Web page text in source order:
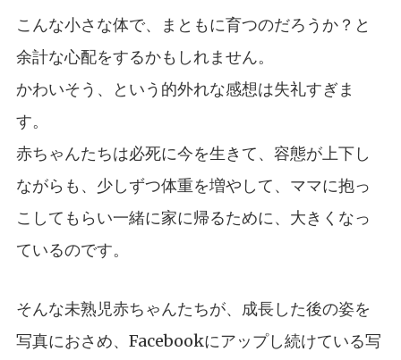
こんな小さな体で、まともに育つのだろうか？と
余計な心配をするかもしれません。
かわいそう、という的外れな感想は失礼すぎま
す。
赤ちゃんたちは必死に今を生きて、容態が上下し
ながらも、少しずつ体重を増やして、ママに抱っ
こしてもらい一緒に家に帰るために、大きくなっ
ているのです。
そんな未熟児赤ちゃんたちが、成長した後の姿を
写真におさめ、Facebookにアップし続けている写